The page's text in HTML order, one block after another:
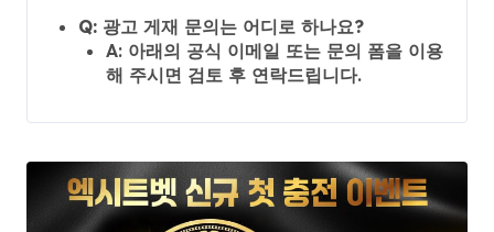
Q: 광고 게재 문의는 어디로 하나요?
A: 아래의 공식 이메일 또는 문의 폼을 이용
해 주시면 검토 후 연락드립니다.